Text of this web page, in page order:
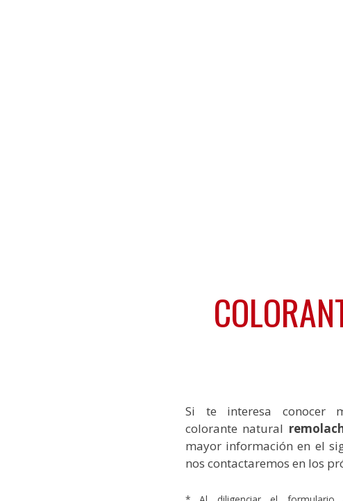
Si te interesa conocer
colorante natural
mayor información en el
nos contactaremos en los